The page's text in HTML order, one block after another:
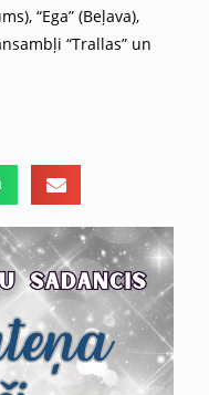
“Ega” (Beļava),
“Trallas” un